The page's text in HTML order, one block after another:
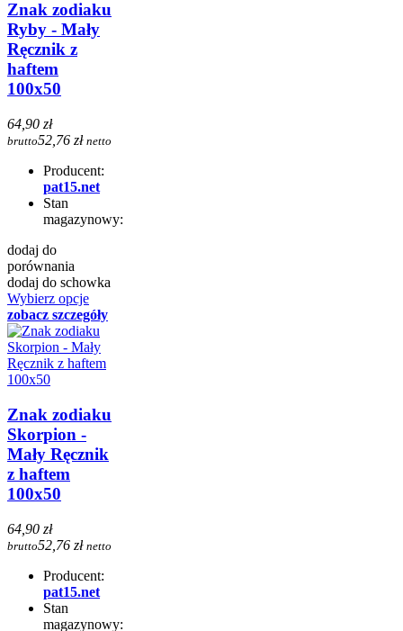
Znak zodiaku
Ryby - Mały
Ręcznik z
haftem
100x50
64,90 zł
brutto52,76 zł netto
Producent:
pat15.net
Stan
magazynowy:
dodaj do
porównania
dodaj do schowka
Wybierz opcje
zobacz szczegóły
Znak zodiaku
Skorpion -
Mały Ręcznik
z haftem
100x50
64,90 zł
brutto52,76 zł netto
Producent:
pat15.net
Stan
magazynowy: